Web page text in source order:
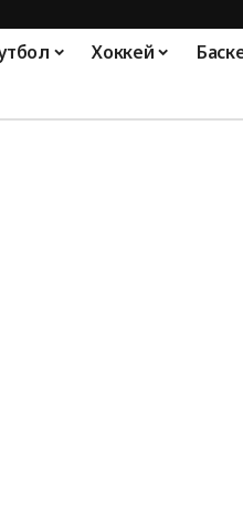
Хоккей